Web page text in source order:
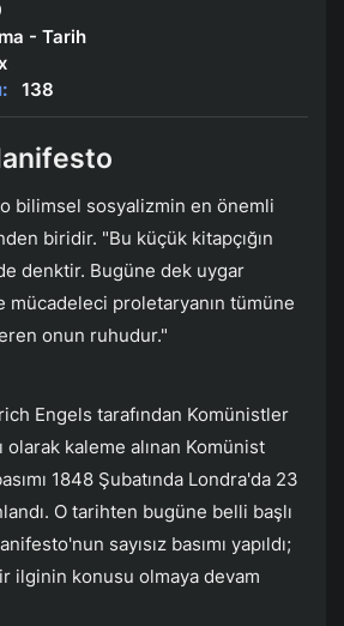
- Tarih
138
bilimsel sosyalizmin en önemli
biridir. "Bu küçük kitapçığın
denktir. Bugüne dek uygar
mücadeleci proletaryanın tümüne
onun ruhudur."
Engels tarafından Komünistler
kaleme alınan Komünist
1848 Şubatında Londra'da 23
O tarihten bugüne belli başlı
sayısız basımı yapıldı;
ilginin konusu olmaya devam